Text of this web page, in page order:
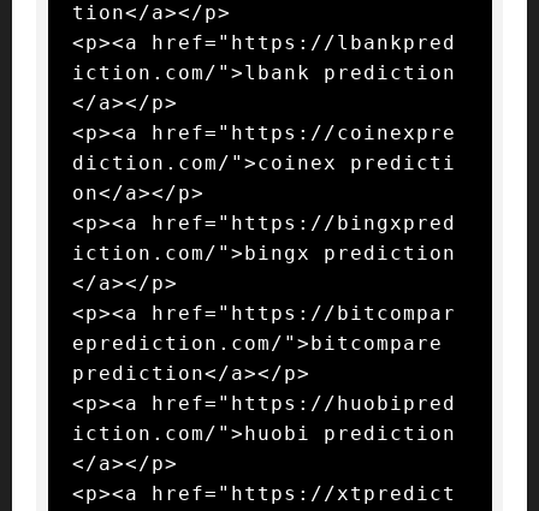
tion</a></p>
<p><a href="https://lbankpred
iction.com/">lbank prediction
</a></p>
<p><a href="https://coinexpre
diction.com/">coinex predicti
on</a></p>
<p><a href="https://bingxpred
iction.com/">bingx prediction
</a></p>
<p><a href="https://bitcompar
eprediction.com/">bitcompare
prediction</a></p>
<p><a href="https://huobipred
iction.com/">huobi prediction
</a></p>
<p><a href="https://xtpredict